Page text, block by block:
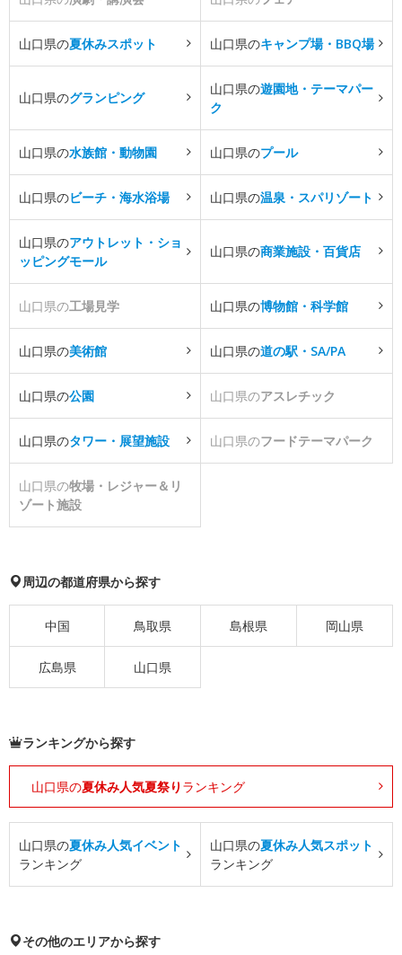
山口県の夏休みスポット 山口県のキャンプ場・BBQ場
山口県のグランピング
山口県の遊園地・テーマパー
ク
山口県の水族館・動物園 山口県のプール
山口県のビーチ・海水浴場 山口県の温泉・スパリゾート
山口県のアウトレット・ショ
ッピングモール
山口県の商業施設・百貨店
山口県の工場見学 山口県の博物館・科学館
山口県の美術館 山口県の道の駅・SA/PA
山口県の公園 山口県のアスレチック
山口県のタワー・展望施設 山口県のフードテーマパーク
山口県の牧場・レジャー＆リ
ゾート施設
周辺の都道府県から探す
中国 鳥取県 島根県 岡山県
広島県 山口県
ランキングから探す
山口県の夏休み人気夏祭り ランキング
山口県の夏休み人気イベント
ランキング
山口県の夏休み人気スポット
ランキング
その他のエリアから探す